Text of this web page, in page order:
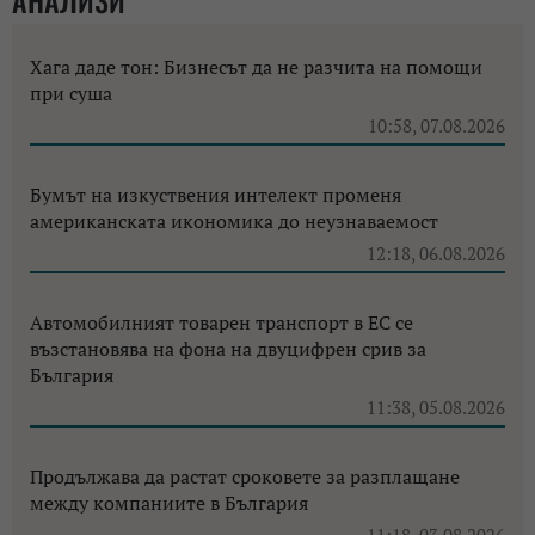
Хага даде тон: Бизнесът да не разчита на помощи
при суша
10:58, 07.08.2026
Бумът на изкуствения интелект променя
американската икономика до неузнаваемост
12:18, 06.08.2026
Автомобилният товарен транспорт в ЕС се
възстановява на фона на двуцифрен срив за
България
11:38, 05.08.2026
Продължава да растат сроковете за разплащане
между компаниите в България